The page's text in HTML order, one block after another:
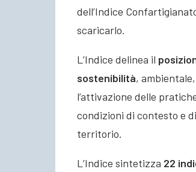
dell’Indice
scaricarlo.
L’Indice delinea il
sostenibilità,
l’attivazione delle
condizioni di contesto e
territorio.
L’Indice sintetizza 22